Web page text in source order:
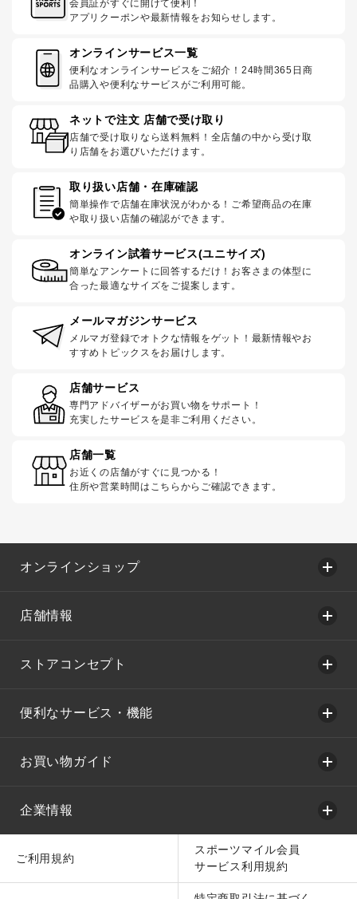
会員証がすぐに開けて便利！
アプリクーポンや最新情報をお知らせします。
オンラインサービス一覧
便利なオンラインサービスをご紹介！24時間365日商
品購入や便利なサービスがご利用可能。
ネットで注文 店舗で受け取り
店舗で受け取りなら送料無料！全店舗の中から受け取
り店舗をお選びいただけます。
取り扱い店舗・在庫確認
簡単操作で店舗在庫状況がわかる！ご希望商品の在庫
や取り扱い店舗の確認ができます。
オンライン試着サービス(ユニサイズ)
簡単なアンケートに回答するだけ！お客さまの体型に
合った最適なサイズをご提案します。
メールマガジンサービス
メルマガ登録でオトクな情報をゲット！最新情報やお
すすめトピックスをお届けします。
店舗サービス
専門アドバイザーがお買い物をサポート！
充実したサービスを是非ご利用ください。
店舗一覧
お近くの店舗がすぐに見つかる！
住所や営業時間はこちらからご確認できます。
オンラインショップ
店舗情報
ストアコンセプト
便利なサービス・機能
お買い物ガイド
企業情報
ご利用規約
スポーツマイル会員
サービス利用規約